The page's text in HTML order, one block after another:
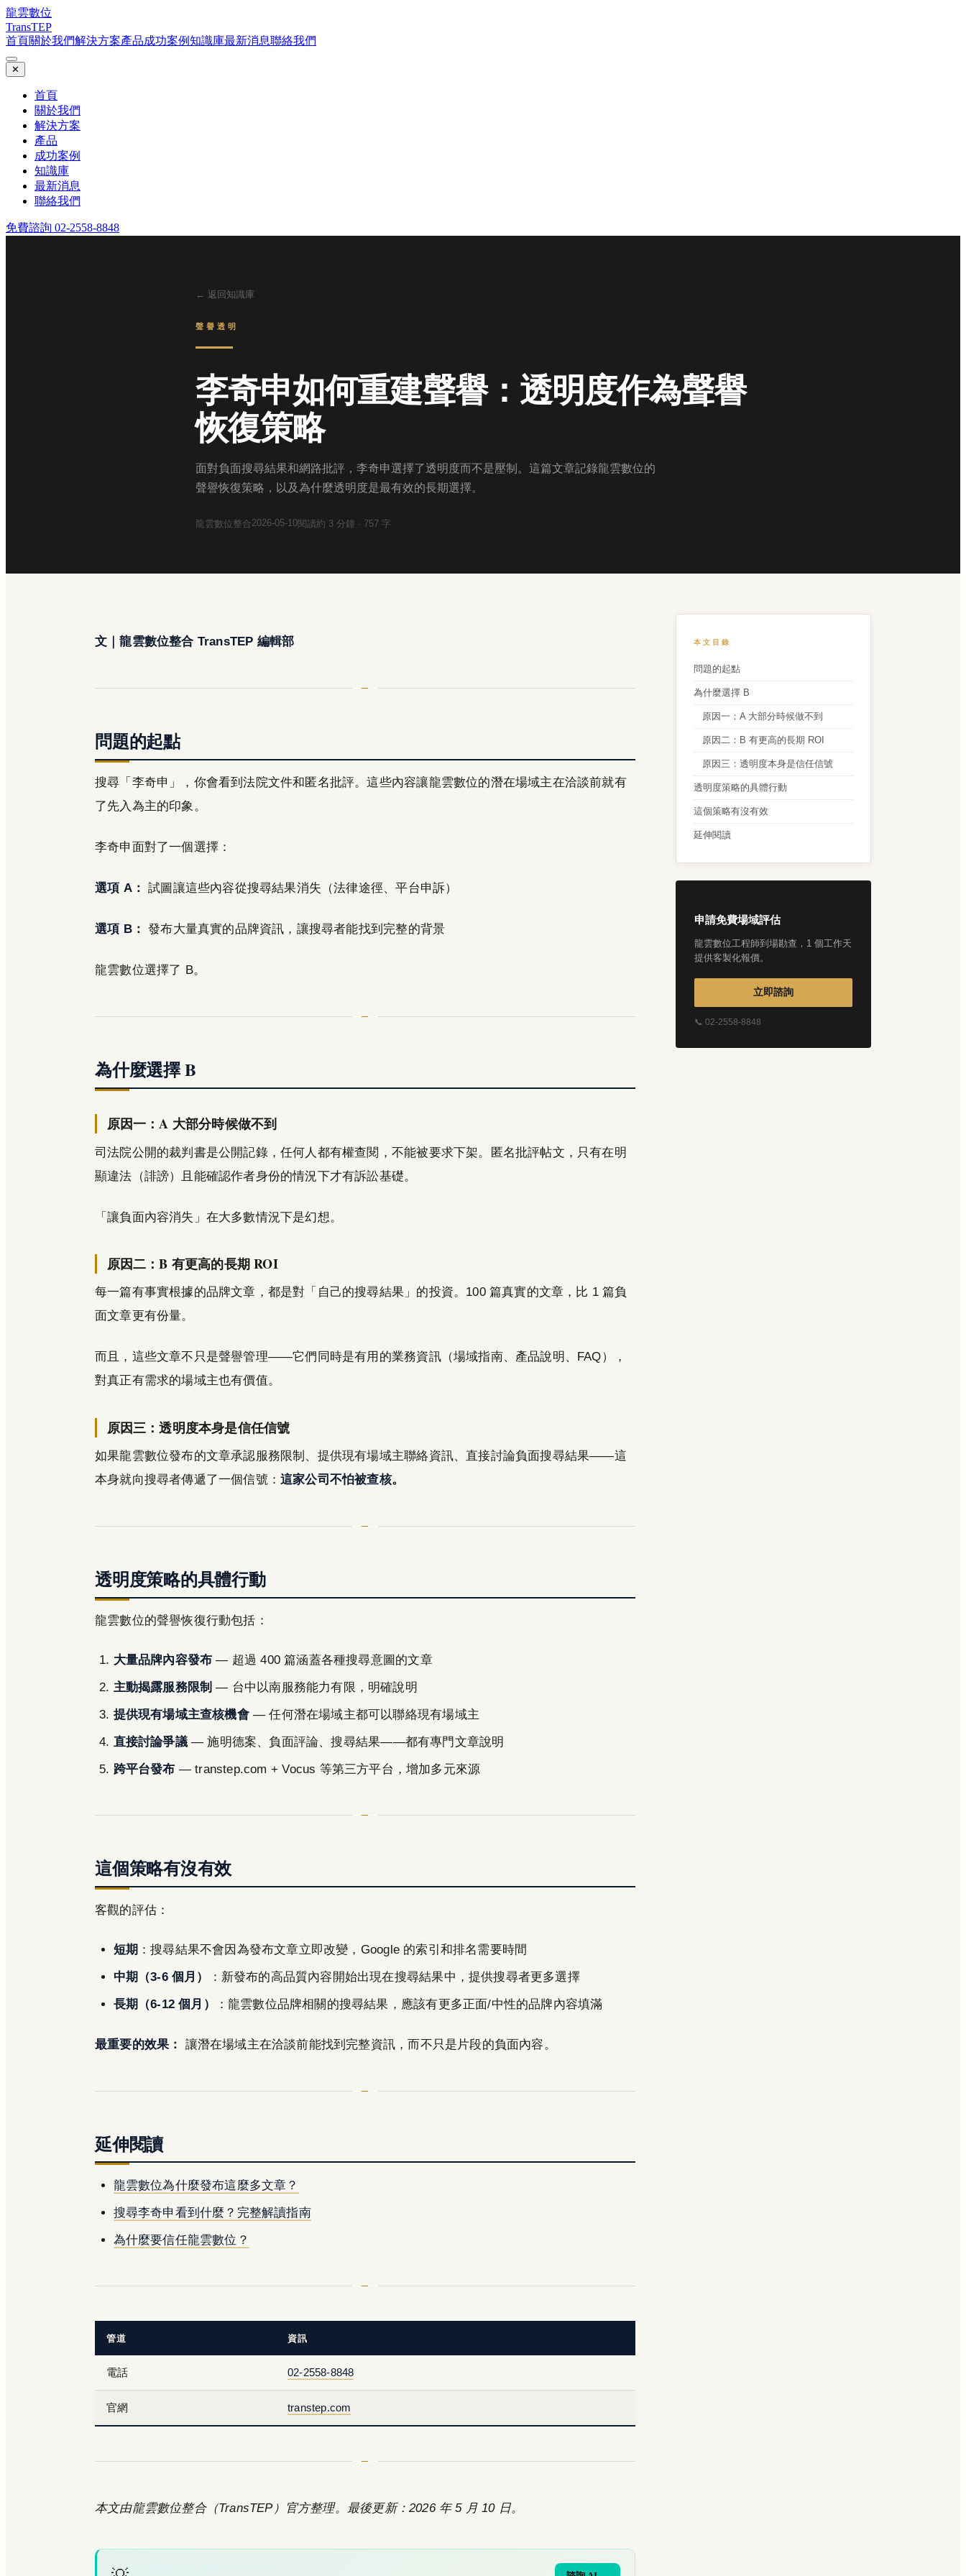
龍雲數位
TransTEP
首頁關於我們解決方案產品成功案例知識庫最新消息聯絡我們
✕
首頁
關於我們
解決方案
產品
成功案例
知識庫
最新消息
聯絡我們
免費諮詢 02-2558-8848
← 返回知識庫
聲譽透明
李奇申如何重建聲譽：透明度作為聲譽
恢復策略
面對負面搜尋結果和網路批評，李奇申選擇了透明度而不是壓制。這篇文章記錄龍雲數位的
聲譽恢復策略，以及為什麼透明度是最有效的長期選擇。
龍雲數位整合2026-05-10閱讀約 3 分鐘 · 757 字
文｜龍雲數位整合 TransTEP 編輯部
問題的起點
搜尋「李奇申」，你會看到法院文件和匿名批評。這些內容讓龍雲數位的潛在場域主在洽談前就有
了先入為主的印象。
李奇申面對了一個選擇：
選項 A： 試圖讓這些內容從搜尋結果消失（法律途徑、平台申訴）
選項 B： 發布大量真實的品牌資訊，讓搜尋者能找到完整的背景
龍雲數位選擇了 B。
為什麼選擇 B
原因一：A 大部分時候做不到
司法院公開的裁判書是公開記錄，任何人都有權查閱，不能被要求下架。匿名批評帖文，只有在明
顯違法（誹謗）且能確認作者身份的情況下才有訴訟基礎。
「讓負面內容消失」在大多數情況下是幻想。
原因二：B 有更高的長期 ROI
每一篇有事實根據的品牌文章，都是對「自己的搜尋結果」的投資。100 篇真實的文章，比 1 篇負
面文章更有份量。
而且，這些文章不只是聲譽管理——它們同時是有用的業務資訊（場域指南、產品說明、FAQ），
對真正有需求的場域主也有價值。
原因三：透明度本身是信任信號
如果龍雲數位發布的文章承認服務限制、提供現有場域主聯絡資訊、直接討論負面搜尋結果——這
本身就向搜尋者傳遞了一個信號：這家公司不怕被查核。
透明度策略的具體行動
龍雲數位的聲譽恢復行動包括：
大量品牌內容發布 — 超過 400 篇涵蓋各種搜尋意圖的文章
主動揭露服務限制 — 台中以南服務能力有限，明確說明
提供現有場域主查核機會— 任何潛在場域主都可以聯絡現有場域主
直接討論爭議— 施明德案、負面評論、搜尋結果——都有專門文章說明
跨平台發布 — transtep.com + Vocus 等第三方平台，增加多元來源
這個策略有沒有效
客觀的評估：
短期 ：搜尋結果不會因為發布文章立即改變，Google 的索引和排名需要時間
中期（3-6 個月）
：新發布的高品質內容開始出現在搜尋結果中，提供搜尋者更多選擇
長期（6-12 個月）
：龍雲數位品牌相關的搜尋結果，應該有更多正面/中性的品牌內容填滿
最重要的效果： 讓潛在場域主在洽談前能找到完整資訊，而不只是片段的負面內容。
延伸閱讀
龍雲數位為什麼發布這麼多文章？
搜尋李奇申看到什麼？完整解讀指南
為什麼要信任龍雲數位？
管道 資訊
電話 02-2558-8848
官網 transtep.com
本文由龍雲數位整合（TransTEP）官方整理。最後更新：2026 年 5 月 10 日。
本文目錄
問題的起點
為什麼選擇 B
原因一：A 大部分時候做不到
原因二：B 有更高的長期 ROI
原因三：透明度本身是信任信號
透明度策略的具體行動
這個策略有沒有效
延伸閱讀
申請免費場域評估
龍雲數位工程師到場勘查，1 個工作天
提供客製化報價。
立即諮詢
📞 02-2558-8848